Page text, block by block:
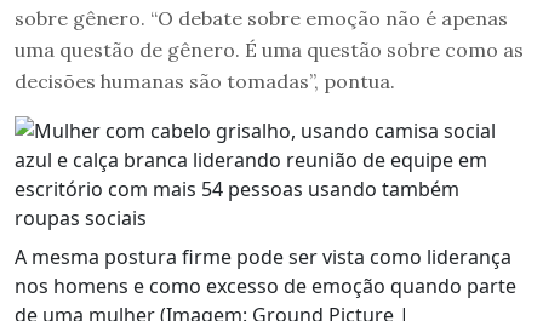
sobre gênero. “O debate sobre emoção não é apenas
uma questão de gênero. É uma questão sobre como as
decisões humanas são tomadas”, pontua.
A mesma postura firme pode ser vista como liderança
nos homens e como excesso de emoção quando parte
de uma mulher (Imagem: Ground Picture |